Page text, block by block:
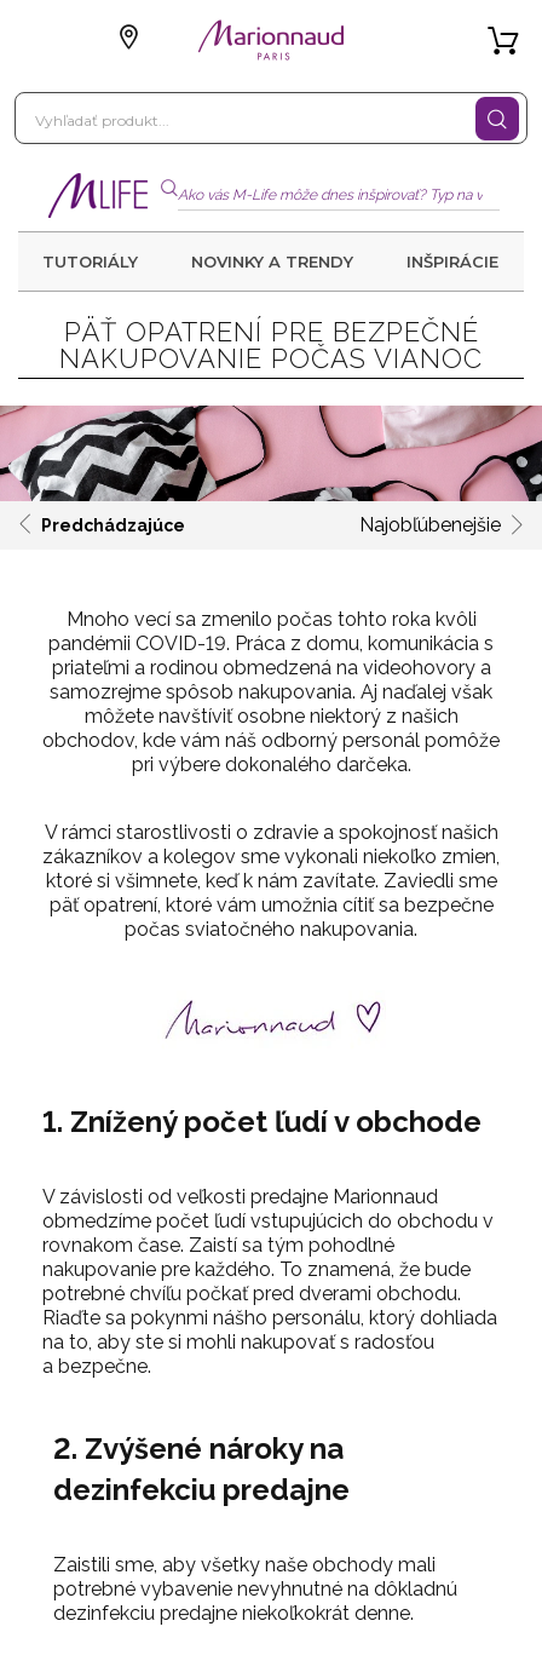
TUTORIÁLY NOVINKY A TRENDY INŠPIRÁCIE
PÄŤ OPATRENÍ PRE BEZPEČNÉ
NAKUPOVANIE POČAS VIANOC
Predchádzajúce Najobľúbenejšie
Mnoho vecí sa zmenilo počas tohto roka kvôli
pandémii COVID-19. Práca z domu, komunikácia s
priateľmi a rodinou obmedzená na videohovory a
samozrejme spôsob nakupovania. Aj naďalej však
môžete navštíviť osobne niektorý z našich
obchodov, kde vám náš odborný personál pomôže
pri výbere dokonalého darčeka.
V rámci starostlivosti o zdravie a spokojnosť našich
zákazníkov a kolegov sme vykonali niekoľko zmien,
ktoré si všimnete, keď k nám zavítate. Zaviedli sme
päť opatrení, ktoré vám umožnia cítiť sa bezpečne
počas sviatočného nakupovania.
1. Znížený počet ľudí v obchode
V závislosti od veľkosti predajne Marionnaud
obmedzíme počet ľudí vstupujúcich do obchodu v
rovnakom čase. Zaistí sa tým pohodlné
nakupovanie pre každého. To znamená, že bude
potrebné chvíľu počkať pred dverami obchodu.
Riaďte sa pokynmi nášho personálu, ktorý dohliada
na to, aby ste si mohli nakupovať s radosťou
a bezpečne.
2. Zvýšené nároky na
dezinfekciu predajne
Zaistili sme, aby všetky naše obchody mali
potrebné vybavenie nevyhnutné na dôkladnú
dezinfekciu predajne niekoľkokrát denne.